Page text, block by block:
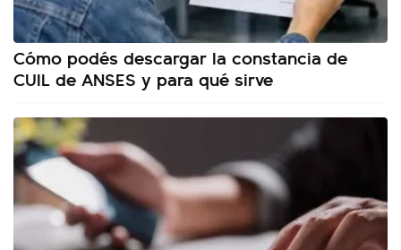
Cómo podés descargar la constancia de
CUIL de ANSES y para qué sirve